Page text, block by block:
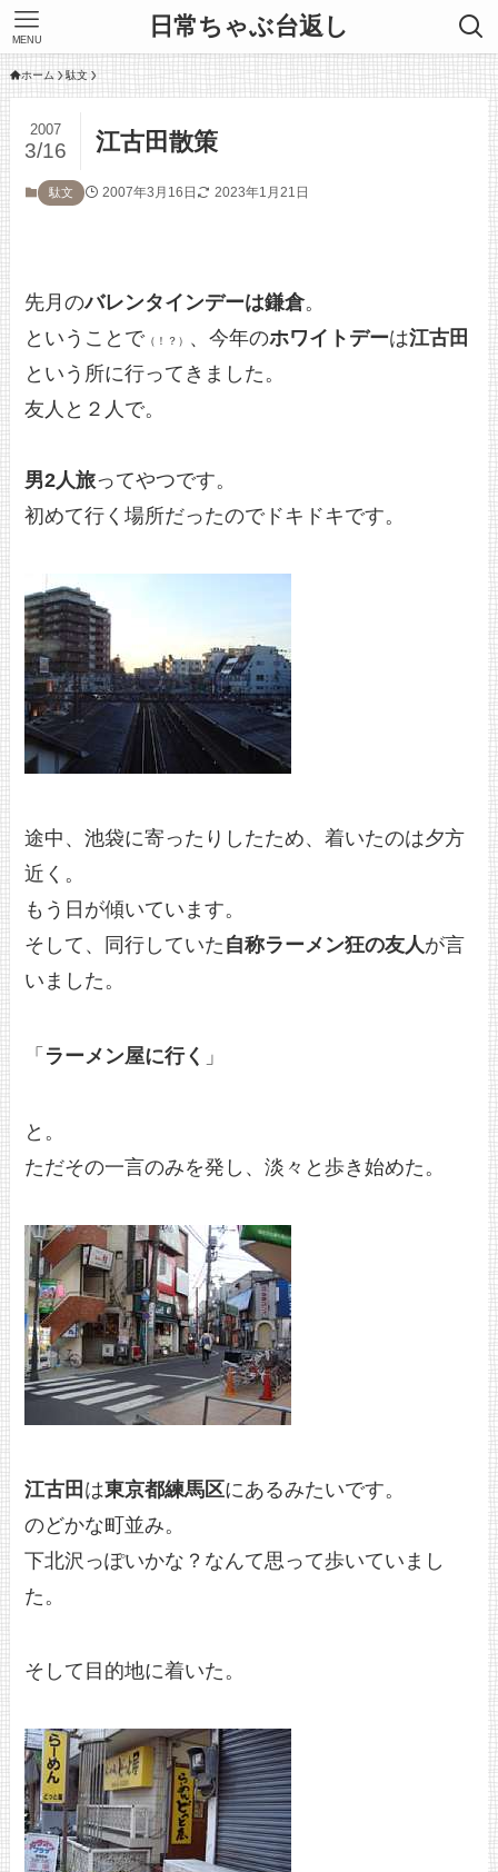
日常ちゃぶ台返し
MENU
ホーム 駄文
江古田散策
2007
3/16
駄文 2007年3月16日 2023年1月21日
先月のバレンタインデーは鎌倉。
ということで（！？） 、今年のホワイトデーは江古田
という所に行ってきました。
友人と２人で。
男2人旅ってやつです。
初めて行く場所だったのでドキドキです。
途中、池袋に寄ったりしたため、着いたのは夕方
近く。
もう日が傾いています。
そして、同行していた 自称ラーメン狂の友人が言
いました。
「 ラーメン屋に行く 」
と。
ただその一言のみを発し、淡々と歩き始めた。
江古田 は東京都練馬区にあるみたいです。
のどかな町並み。
下北沢っぽいかな？なんて思って歩いていまし
た。
そして目的地に着いた。